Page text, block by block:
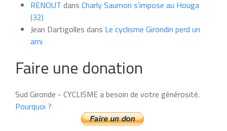
RENOUT dans Charly Saumon s’impose au Houga
(32)
Jean Dartigolles dans Le cyclisme Girondin perd un
ami
Faire une donation
Sud Gironde - CYCLISME a besoin de votre générosité.
Pourquoi ?